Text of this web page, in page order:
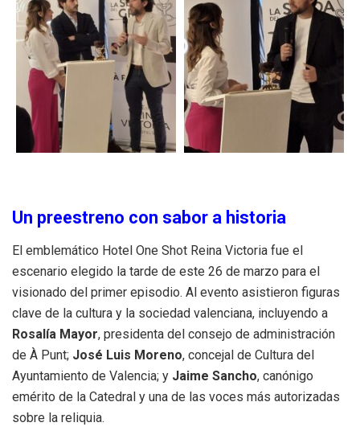
Un preestreno con sabor a historia
El emblemático Hotel One Shot Reina Victoria fue el
escenario elegido la tarde de este 26 de marzo para el
visionado del primer episodio. Al evento asistieron figuras
clave de la cultura y la sociedad valenciana, incluyendo a
Rosalía Mayor, presidenta del consejo de administración
de À Punt; José Luis Moreno, concejal de Cultura del
Ayuntamiento de Valencia; y Jaime Sancho, canónigo
emérito de la Catedral y una de las voces más autorizadas
sobre la reliquia.